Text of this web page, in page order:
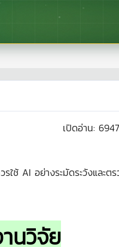
เปิดอ่าน: 6947
ใช้ AI อย่างระมัดระวังและต
นวิจัย